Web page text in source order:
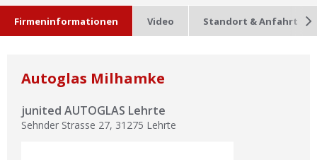
Home
Ratgeber
Scheibensuche
Firmeninformationen Video Standort & Anfahrt
Autoglas Milhamke
junited AUTOGLAS Lehrte
Sehnder Strasse 27, 31275 Lehrte